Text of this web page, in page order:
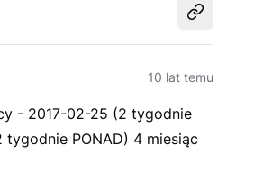
Udostępnij
10 lat temu
- 2017-02-25 (2 tygodnie
PONAD) 4 miesiąc